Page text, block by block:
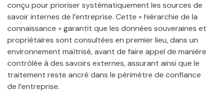
conçu pour prioriser systématiquement les sources de
savoir internes de l’entreprise. Cette « hiérarchie de la
connaissance » garantit que les données souveraines et
propriétaires sont consultées en premier lieu, dans un
environnement maîtrisé, avant de faire appel de manière
contrôlée à des savoirs externes, assurant ainsi que le
traitement reste ancré dans le périmètre de confiance
de l’entreprise.